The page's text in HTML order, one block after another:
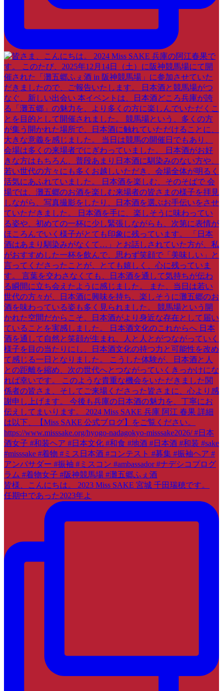
皆様、こんにちは。 2023 Miss SAKE 宮城 千田瑞穂です。
任期中であった2023年よ